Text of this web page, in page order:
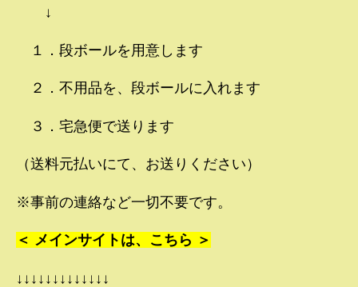
↓
１．段ボールを用意します
２．不用品を、段ボールに入れます
３．宅急便で送ります
（送料元払いにて、お送りください）
※事前の連絡など一切不要です。
＜ メインサイトは、こちら ＞
↓↓↓↓↓↓↓↓↓↓↓↓↓